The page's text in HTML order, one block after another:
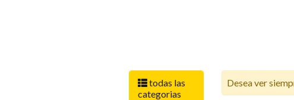
todas las
categorias
Desea ver